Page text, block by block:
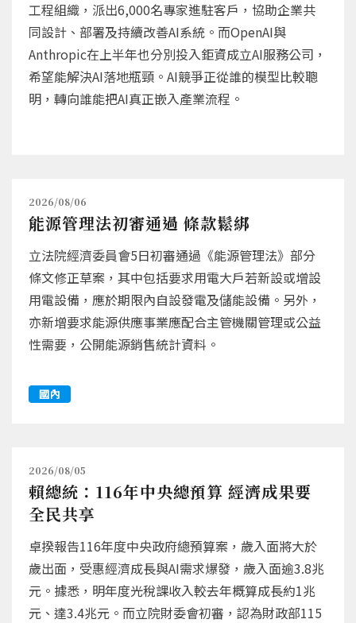
工程組織，派出6,000名專家進駐客戶，協助企業共
同設計、部署及持續改善AI系統。而OpenAI與
Anthropic在上半年也分別投入鉅資成立AI服務公司，
希望能解決AI落地瓶頸。AI競爭正從誰的模型比較聰
明，轉向誰能把AI真正嵌入產業流程。
2026/08/06
能源管理法初審通過 條款鬆綁
立法院經濟委員會5日初審通過《能源管理法》部分
條文修正草案，其中包括要求用電大戶若新設或增設
用電設備，應於期限內自設發電及儲能設備。另外，
亦新增要求能源供應事業應配合主管機關管理或公益
性需要，公開能源銷售統計資料。
國內
2026/08/05
賴總統：116年中央總預算 經濟成果要
全民共享
卓揆報告116年度中央政府總預算案，歲入面將大於
歲出面，受惠經濟成長與AI需求爆發，歲入面逾3.8兆
元。據悉，明年度光稅課收入較去年概算成長約1兆
元、達3.4兆元。而立院財委會初審，認為財政部115